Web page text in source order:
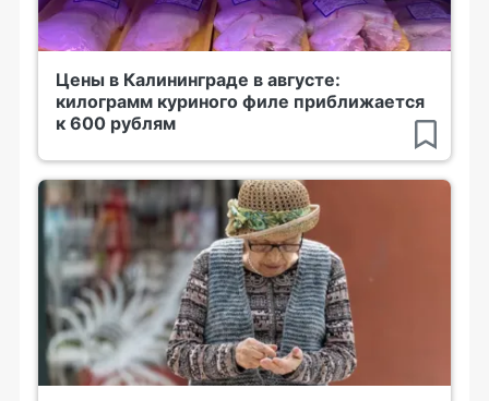
Цены в Калининграде в августе:
килограмм куриного филе приближается
к 600 рублям